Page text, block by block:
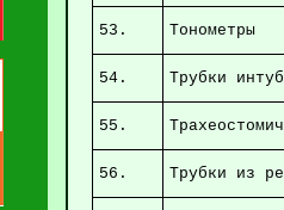
53.
54. Трубки
55.
56. Трубки